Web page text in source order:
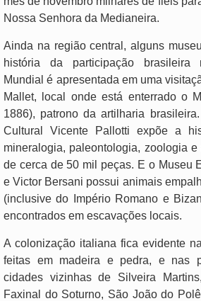
Nossa Senhora da Medianeira.
Ainda na região central, alguns
história da participação brasileira
Mundial é apresentada em uma
Mallet, local onde está enterrado o
1886), patrono da artilharia
Cultural Vicente Pallotti expõe a
mineralogia, paleontologia, zoologia
de cerca de 50 mil peças. E o Museu
e Victor Bersani possui animais
(inclusive do Império Romano e
encontrados em escavações locais.
A colonização italiana fica evidente
feitas em madeira e pedra, e nas
cidades vizinhas de Silveira
Faxinal do Soturno, São João do